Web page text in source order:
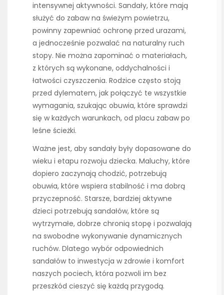
intensywnej aktywności. Sandały, które mają
służyć do zabaw na świeżym powietrzu,
powinny zapewniać ochronę przed urazami,
a jednocześnie pozwalać na naturalny ruch
stopy. Nie można zapominać o materiałach,
z których są wykonane, oddychalności i
łatwości czyszczenia. Rodzice często stoją
przed dylematem, jak połączyć te wszystkie
wymagania, szukając obuwia, które sprawdzi
się w każdych warunkach, od placu zabaw po
leśne ścieżki.
Ważne jest, aby sandały były dopasowane do
wieku i etapu rozwoju dziecka. Maluchy, które
dopiero zaczynają chodzić, potrzebują
obuwia, które wspiera stabilność i ma dobrą
przyczepność. Starsze, bardziej aktywne
dzieci potrzebują sandałów, które są
wytrzymałe, dobrze chronią stopę i pozwalają
na swobodne wykonywanie dynamicznych
ruchów. Dlatego wybór odpowiednich
sandałów to inwestycja w zdrowie i komfort
naszych pociech, która pozwoli im bez
przeszkód cieszyć się każdą przygodą.